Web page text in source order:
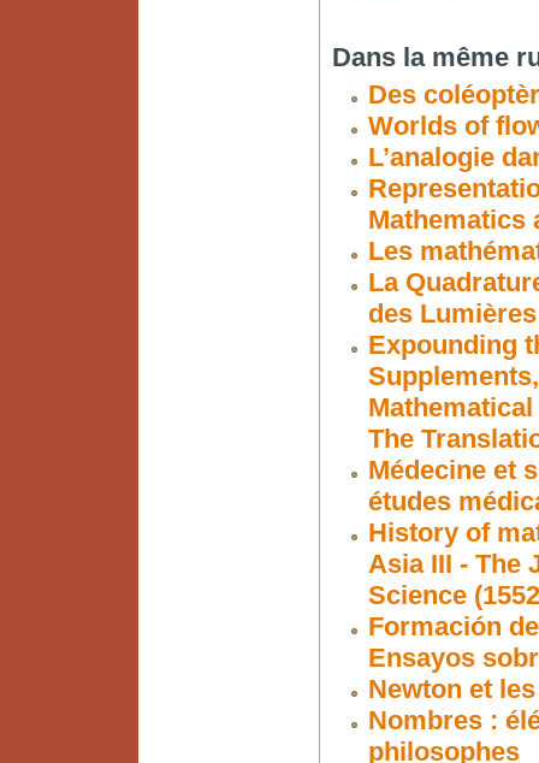
Dans la même
Des
Worlds of
L’analogie
Mathematics
Les
La
des Lumières
Expounding
The
Médecine et
études
History of
Asia III - The
Science
Formación
Ensayos
Newton et
Nombres :
philosophes